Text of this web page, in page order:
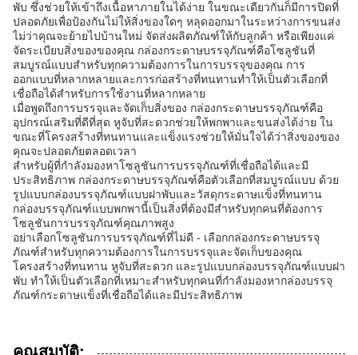
พับ ซึ่งช่วยให้เข้าถึงเนื้อหาภายในได้ง่าย ในขณะเดียวกันก็มีการปิดที่
ปลอดภัยเพื่อป้องกันไม่ให้สิ่งของใดๆ หลุดออกมาในระหว่างการขนส่ง
ไม่ว่าคุณจะย้ายไปบ้านใหม่ จัดส่งผลิตภัณฑ์ให้กับลูกค้า หรือเพียงแค่
จัดระเบียบสิ่งของของคุณ กล่องกระดาษบรรจุภัณฑ์คือโซลูชันที่
สมบูรณ์แบบสำหรับทุกความต้องการในการบรรจุของคุณ การ
ออกแบบที่หลากหลายและการก่อสร้างที่ทนทานทำให้เป็นตัวเลือกที่
เชื่อถือได้สำหรับการใช้งานที่หลากหลาย
เมื่อพูดถึงการบรรจุและจัดเก็บสิ่งของ กล่องกระดาษบรรจุภัณฑ์คือ
อุปกรณ์เสริมที่ดีที่สุด หูจับที่สะดวกช่วยให้พกพาและขนส่งได้ง่าย ใน
ขณะที่โครงสร้างที่ทนทานและแข็งแรงช่วยให้มั่นใจได้ว่าสิ่งของของ
คุณจะปลอดภัยตลอดเวลา
สำหรับผู้ที่กำลังมองหาโซลูชันการบรรจุภัณฑ์ที่เชื่อถือได้และมี
ประสิทธิภาพ กล่องกระดาษบรรจุภัณฑ์คือตัวเลือกที่สมบูรณ์แบบ ด้วย
รูปแบบกล่องบรรจุภัณฑ์แบบฝาพับและวัสดุกระดาษแข็งที่ทนทาน
กล่องบรรจุภัณฑ์แบบพกพานี้เป็นสิ่งที่ต้องมีสำหรับทุกคนที่ต้องการ
โซลูชันการบรรจุภัณฑ์คุณภาพสูง
อย่าเลือกโซลูชันการบรรจุภัณฑ์ที่ไม่ดี - เลือกกล่องกระดาษบรรจุ
ภัณฑ์สำหรับทุกความต้องการในการบรรจุและจัดเก็บของคุณ
โครงสร้างที่ทนทาน หูจับที่สะดวก และรูปแบบกล่องบรรจุภัณฑ์แบบฝา
พับ ทำให้เป็นตัวเลือกที่เหมาะสำหรับทุกคนที่กำลังมองหากล่องบรรจุ
ภัณฑ์กระดาษแข็งที่เชื่อถือได้และมีประสิทธิภาพ